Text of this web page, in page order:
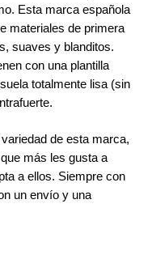
Esta marca española
materiales de primera
suaves y blanditos.
con una plantilla
totalmente lisa (sin
de esta marca,
más les gusta a
a ellos. Siempre con
un envío y una